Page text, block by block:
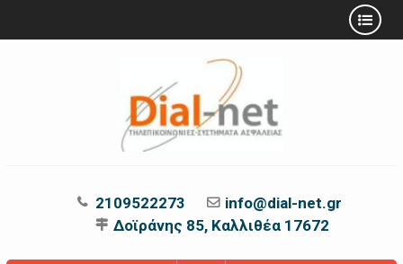
2109522273
info@dial-net.gr
Δοϊράνης 85, Καλλιθέα 17672